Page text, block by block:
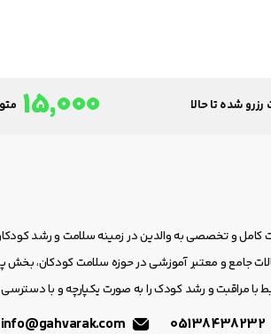
رزرو شده تا حالا 15,000
کامل و تخصصی به والدین در زمینه سلامت و رشد
جامع و معتبر آموزشی در حوزه سلامت کودکان، بخش
با مراقبت و رشد کودک را به صورت یکپارچه و با